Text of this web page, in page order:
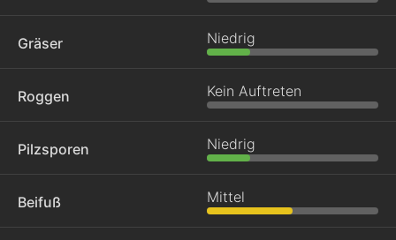
Gräser Niedrig
Roggen Kein Auftreten
Pilzsporen Niedrig
Beifuß Mittel